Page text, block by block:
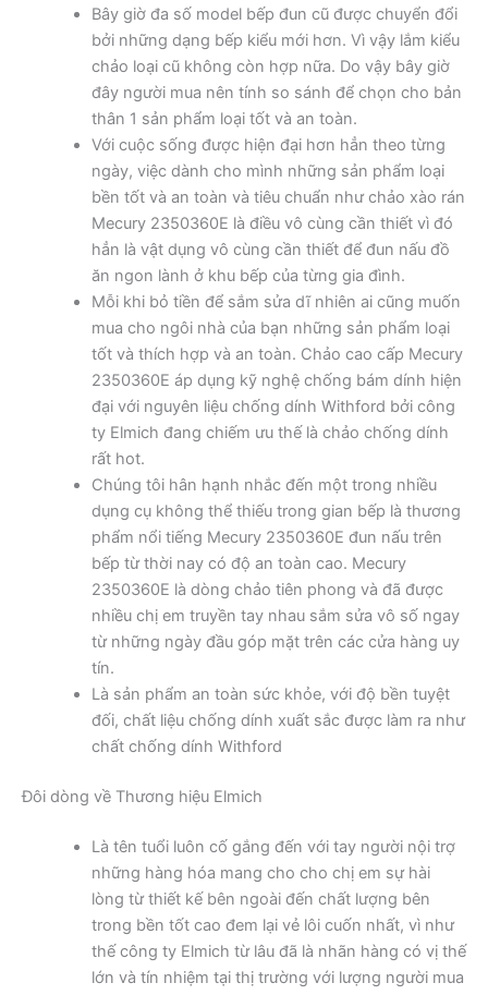
Bây giờ đa số model bếp đun cũ được chuyển đổi
bởi những dạng bếp kiểu mới hơn. Vì vậy lắm kiểu
chảo loại cũ không còn hợp nữa. Do vậy bây giờ
đây người mua nên tính so sánh để chọn cho bản
thân 1 sản phẩm loại tốt và an toàn.
Với cuộc sống được hiện đại hơn hẳn theo từng
ngày, việc dành cho mình những sản phẩm loại
bền tốt và an toàn và tiêu chuẩn như chảo xào rán
Mecury 2350360E là điều vô cùng cần thiết vì đó
hẳn là vật dụng vô cùng cần thiết để đun nấu đồ
ăn ngon lành ở khu bếp của từng gia đình.
Mỗi khi bỏ tiền để sắm sửa dĩ nhiên ai cũng muốn
mua cho ngôi nhà của bạn những sản phẩm loại
tốt và thích hợp và an toàn. Chảo cao cấp Mecury
2350360E áp dụng kỹ nghệ chống bám dính hiện
đại với nguyên liệu chống dính Withford bởi công
ty Elmich đang chiếm ưu thế là chảo chống dính
rất hot.
Chúng tôi hân hạnh nhắc đến một trong nhiều
dụng cụ không thể thiếu trong gian bếp là thương
phẩm nổi tiếng Mecury 2350360E đun nấu trên
bếp từ thời nay có độ an toàn cao. Mecury
2350360E là dòng chảo tiên phong và đã được
nhiều chị em truyền tay nhau sắm sửa vô số ngay
từ những ngày đầu góp mặt trên các cửa hàng uy
tín.
Là sản phẩm an toàn sức khỏe, với độ bền tuyệt
đối, chất liệu chống dính xuất sắc được làm ra như
chất chống dính Withford
Đôi dòng về Thương hiệu Elmich
Là tên tuổi luôn cố gắng đến với tay người nội trợ
những hàng hóa mang cho cho chị em sự hài
lòng từ thiết kế bên ngoài đến chất lượng bên
trong bền tốt cao đem lại vẻ lôi cuốn nhất, vì như
thế công ty Elmich từ lâu đã là nhãn hàng có vị thế
lớn và tín nhiệm tại thị trường với lượng người mua